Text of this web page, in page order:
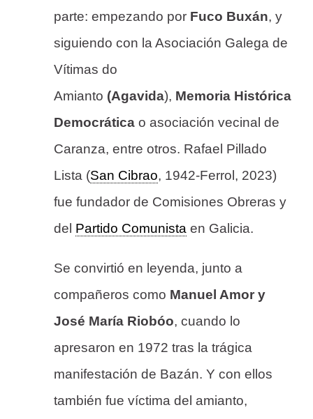
parte: empezando por Fuco Buxán, y
siguiendo con la Asociación Galega de
Vítimas do
Amianto (Agavida), Memoria Histórica
Democráticao asociación vecinal de
Caranza, entre otros. Rafael Pillado
Lista (San Cibrao, 1942-Ferrol, 2023)
fue fundador de Comisiones Obreras y
del Partido Comunistaen Galicia.
Se convirtió en leyenda, junto a
compañeros como Manuel Amor y
José María Riobóo, cuando lo
apresaron en 1972 tras la trágica
manifestación de Bazán. Y con ellos
también fue víctima del amianto,